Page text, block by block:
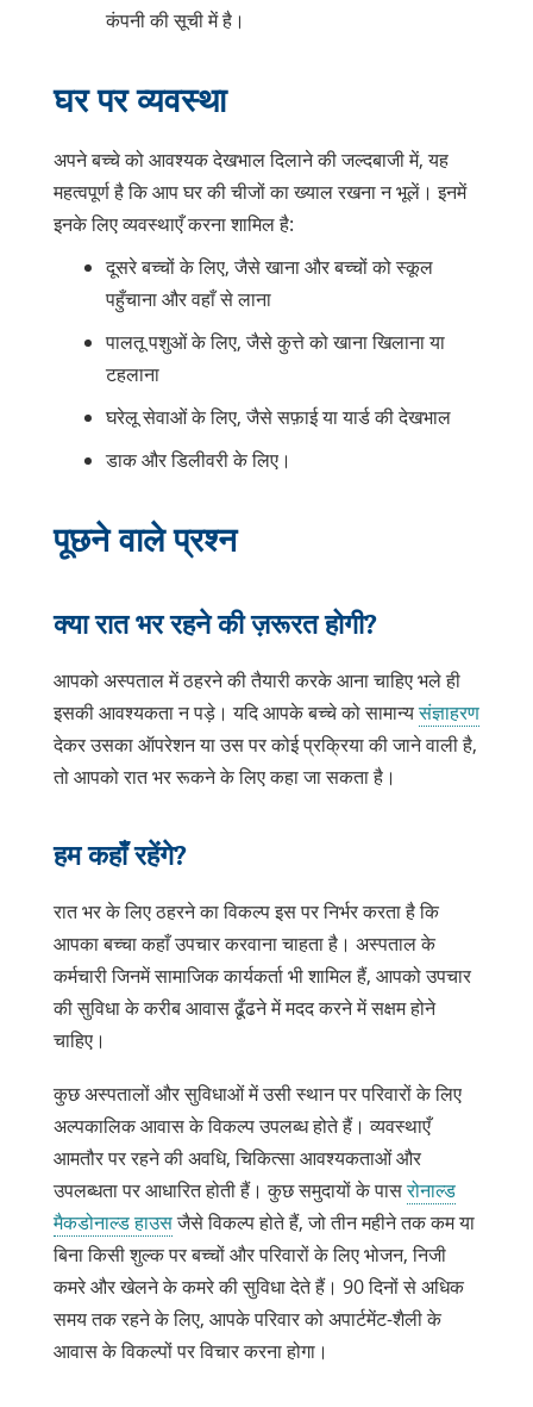
कंपनी की सूची में है।
घर पर व्यवस्था
अपने बच्चे को आवश्यक देखभाल दिलाने की जल्दबाजी में, यह
महत्वपूर्ण है कि आप घर की चीजों का ख्याल रखना न भूलें। इनमें
इनके लिए व्यवस्थाएँ करना शामिल है:
दूसरे बच्चों के लिए, जैसे खाना और बच्चों को स्कूल
पहुँचाना और वहाँ से लाना
पालतू पशुओं के लिए, जैसे कुत्ते को खाना खिलाना या
टहलाना
घरेलू सेवाओं के लिए, जैसे सफ़ाई या यार्ड की देखभाल
डाक और डिलीवरी के लिए।
पूछने वाले प्रश्न
क्या रात भर रहने की ज़रूरत होगी?
आपको अस्पताल में ठहरने की तैयारी करके आना चाहिए भले ही
इसकी आवश्यकता न पड़े। यदि आपके बच्चे को सामान्यसंज्ञाहरण
देकर उसका ऑपरेशन या उस पर कोई प्रक्रिया की जाने वाली है,
तो आपको रात भर रूकने के लिए कहा जा सकता है।
हम कहाँ रहेंगे?
रात भर के लिए ठहरने का विकल्प इस पर निर्भर करता है कि
आपका बच्चा कहाँ उपचार करवाना चाहता है। अस्पताल के
कर्मचारी जिनमें सामाजिक कार्यकर्ता भी शामिल हैं, आपको उपचार
की सुविधा के करीब आवास ढूँढने में मदद करने में सक्षम होने
चाहिए।
कुछ अस्पतालों और सुविधाओं में उसी स्थान पर परिवारों के लिए
अल्पकालिक आवास के विकल्प उपलब्ध होते हैं। व्यवस्थाएँ
आमतौर पर रहने की अवधि, चिकित्सा आवश्यकताओं और
उपलब्धता पर आधारित होती हैं। कुछ समुदायों के पासरोनाल्ड
मैकडोनाल्ड हाउसलिंक
नई
विंडो
में
खुलता
जैसे विकल्प होते हैं, जो तीन महीने तक कम या
बिना किसी शुल्क पर बच्चों और परिवारों के लिए भोजन, निजी
कमरे और खेलने के कमरे की सुविधा देते हैं। 90 दिनों से अधिक
समय तक रहने के लिए, आपके परिवार को अपार्टमेंट-शैली के
आवास के विकल्पों पर विचार करना होगा।